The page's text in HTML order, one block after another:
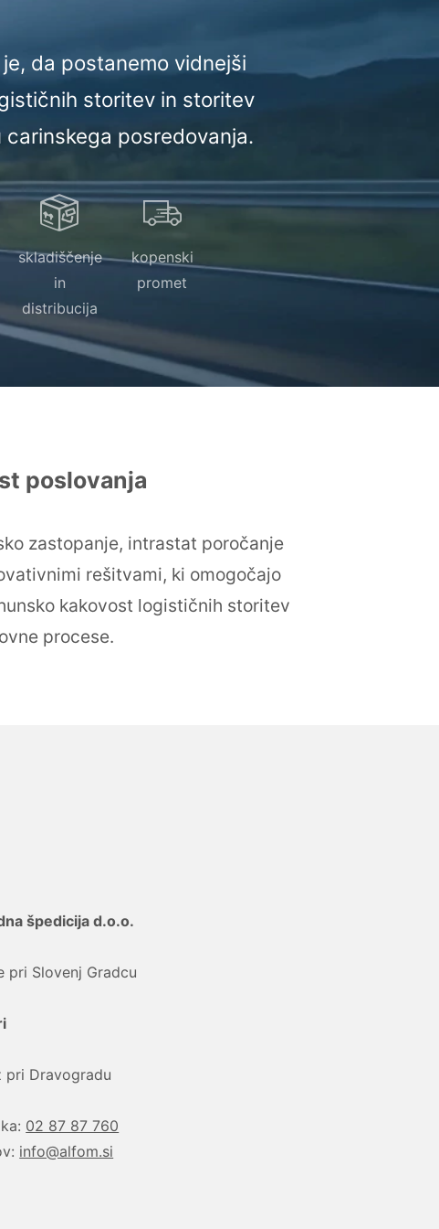
da postanemo vidnejši
storitev in storitev
carinskega posredovanja.
skladiščenje
in
distribucija
kopenski
promet
poslovanja
zastopanje, intrastat poročanje
rešitvami, ki omogočajo
kakovost logističnih storitev
procese.
špedicija d.o.o.
pri Slovenj Gradcu
pri Dravogradu
02 87 87 760
info@alfom.si